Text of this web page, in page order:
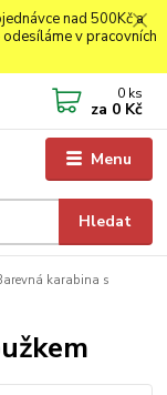
nad 500Kč a
v pracovních
Menu
Hledat
0 ks
za 0 Kč
karabina s